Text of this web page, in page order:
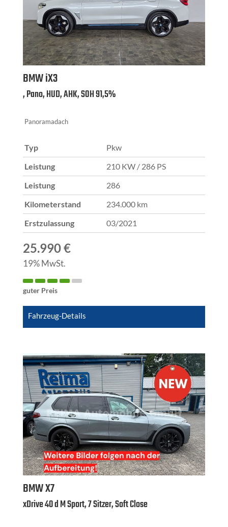
BMWiX3
, Pano, HUD, AHK, SOH 91,5%
Panoramadach
Typ Pkw
Leistung 210 KW / 286 PS
Leistung 286
Kilometerstand 234.000 km
Erstzulassung 03/2021
25.990 €
19% MwSt.
guter Preis
Fahrzeug-Details
BMWX7
xDrive 40 d M Sport, 7 Sitzer, Soft Close